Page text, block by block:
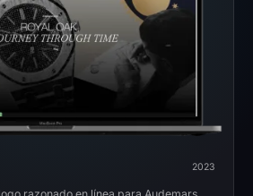
2023